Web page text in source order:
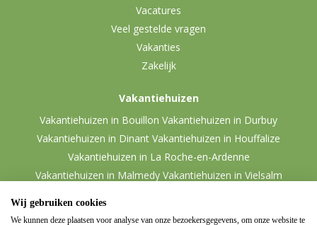
Vacatures
Veel gestelde vragen
Vakanties
Zakelijk
Vakantiehuizen
Vakantiehuizen in Bouillon Vakantiehuizen in Durbuy
Vakantiehuizen in Dinant Vakantiehuizen in Houffalize
Vakantiehuizen in La Roche-en-Ardenne
Vakantiehuizen in Malmedy Vakantiehuizen in Vielsalm
Wij gebruiken cookies
We kunnen deze plaatsen voor analyse van onze bezoekersgegevens, om onze website te